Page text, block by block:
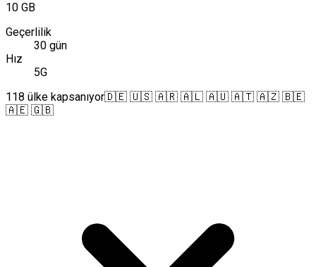
10 GB
Geçerlilik
30 gün
Hız
5G
118 ülke kapsanıyor🇩🇪 🇺🇸 🇦🇷 🇦🇱 🇦🇺 🇦🇹 🇦🇿 🇧🇪
🇦🇪 🇬🇧